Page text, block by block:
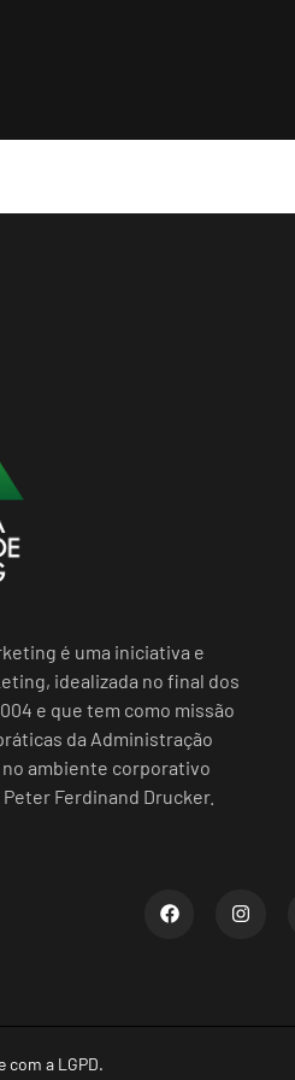
é uma iniciativa e
idealizada no final dos
e que tem como missão
da Administração
no ambiente corporativo
Ferdinand Drucker.
a LGPD.